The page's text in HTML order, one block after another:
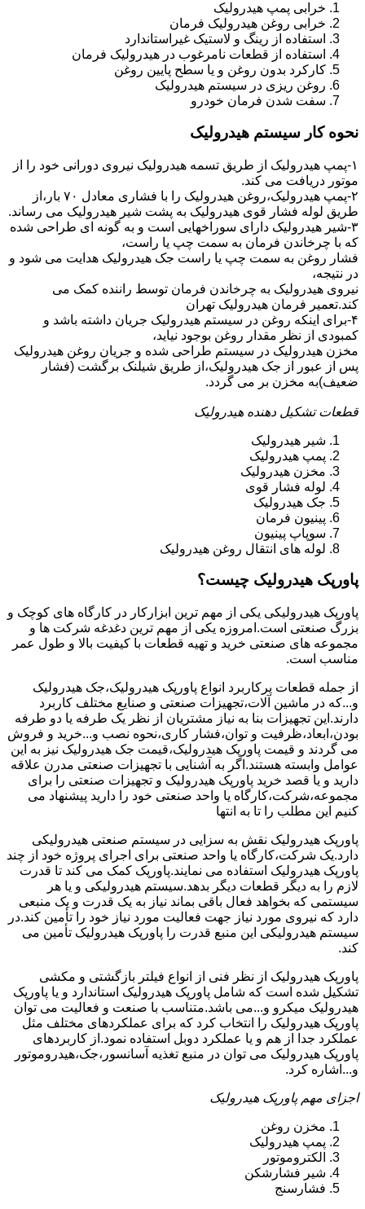
خرابی پمپ هیدرولیک
خرابی روغن هیدرولیک فرمان
استفاده از رینگ و لاستیک غیراستاندارد
استفاده از قطعات نامرغوب در هیدرولیک فرمان
کارکرد بدون روغن و یا سطح پایین روغن
روغن ریزی در سیستم هیدرولیک
سفت شدن فرمان خودرو
نحوه کار سیستم هیدرولیک
۱-پمپ هیدرولیک از طریق تسمه هیدرولیک نیروی دورانی خود را از
موتور دریافت می کند.
۲-پمپ هیدرولیک،روغن هیدرولیک را با فشاری معادل ۷۰ بار،از
طریق لوله فشار قوی هیدرولیک به پشت شیر هیدرولیک می رساند.
۳-شیر هیدرولیک دارای سوراخهایی است و به گونه ای طراحی شده
که با چرخاندن فرمان به سمت چپ یا راست،
فشار روغن به سمت چپ یا راست جک هیدرولیک هدایت می شود و
در نتیجه،
نیروی هیدرولیک به چرخاندن فرمان توسط راننده کمک می
کند.تعمیر فرمان هیدرولیک تهران
۴-برای اینکه روغن در سیستم هیدرولیک جریان داشته باشد و
کمبودی از نظر مقدار روغن بوجود نیاید،
مخزن هیدرولیک در سیستم طراحی شده و جریان روغن هیدرولیک
پس از عبور از جک هیدرولیک،از طریق شیلنک برگشت (فشار
ضعیف)به مخزن بر می گردد.
قطعات تشکیل دهنده هیدرولیک
شیر هیدرولیک
پمپ هیدرولیک
مخزن هیدرولیک
لوله فشار قوی
جک هیدرولیک
پینیون فرمان
سوپاپ پینیون
لوله های انتقال روغن هیدرولیک
پاورپک هیدرولیک چیست؟
پاورپک هیدرولیکی یکی از مهم ترین ابزارکار در کارگاه های کوچک و
بزرگ صنعتی است.امروزه یکی از مهم ترین دغدغه شرکت ها و
مجموعه های صنعتی خرید و تهیه قطعات با کیفیت بالا و طول عمر
مناسب است.
از جمله قطعات پرکاربرد انواع پاورپک هیدرولیک،جک هیدرولیک
و...که در ماشین آلات،تجهیزات صنعتی و صنایع مختلف کاربرد
دارند.این تجهیزات بنا به نیاز مشتریان از نظر یک طرفه یا دو طرفه
بودن،ابعاد،ظرفیت و توان،فشار کاری،نحوه نصب و...خرید و فروش
می گردند و قیمت پاورپک هیدرولیک،قیمت جک هیدرولیک نیز به این
عوامل وابسته هستند.اگر به آشنایی با تجهیزات صنعتی مدرن علاقه
دارید و یا قصد خرید پاورپک هیدرولیک و تجهیزات صنعتی را برای
مجموعه،شرکت،کارگاه یا واحد صنعتی خود را دارید پیشنهاد می
کنیم این مطلب را تا به انتها
پاورپک هیدرولیک نقش به سزایی در سیستم صنعتی هیدرولیکی
دارد.یک شرکت،کارگاه یا واحد صنعتی برای اجرای پروژه خود از چند
پاورپک هیدرولیک استفاده می نمایند.پاورپک کمک می کند تا قدرت
لازم را به دیگر قطعات دیگر بدهد.سیستم هیدرولیکی و یا هر
سیستمی که بخواهد فعال باقی بماند نیاز به یک قدرت و یک منبعی
دارد که نیروی مورد نیاز جهت فعالیت مورد نیاز خود را تأمین کند.در
سیستم هیدرولیکی این منبع قدرت را پاورپک هیدرولیک تأمین می
کند.
پاورپک هیدرولیک از نظر فنی از انواع فیلتر بازگشتی و مکشی
تشکیل شده است که شامل پاورپک هیدرولیک استاندارد و یا پاورپک
هیدرولیک میکرو و...می باشد.متناسب با صنعت و فعالیت می توان
پاورپک هیدرولیک را انتخاب کرد که برای عملکردهای مختلف مثل
عملکرد جدا از هم و یا عملکرد دوبل استفاده نمود.از کاربردهای
پاورپک هیدرولیک می توان در منبع تغذیه آسانسور،جک،هیدروموتور
و...اشاره کرد.
اجزای مهم پاورپک هیدرولیک
مخزن روغن
پمپ هیدرولیک
الکتروموتور
شیر فشارشکن
فشارسنج